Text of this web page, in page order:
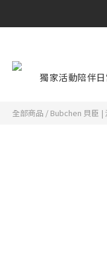
獨家活動陪伴
全部商品 / Bubchen 貝臣 |